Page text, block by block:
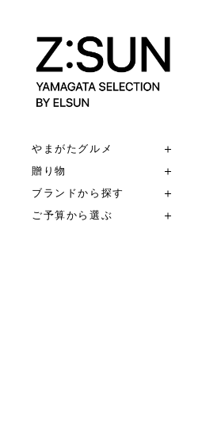
やまがたグルメ
贈り物
ブランドから探す
ご予算から選ぶ